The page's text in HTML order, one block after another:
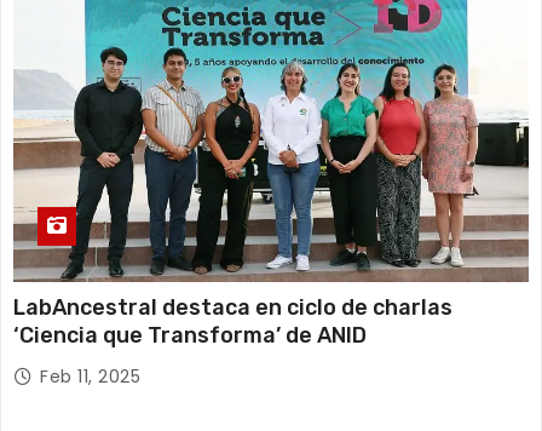
LabAncestral destaca en ciclo de charlas
‘Ciencia que Transforma’ de ANID
Feb 11, 2025